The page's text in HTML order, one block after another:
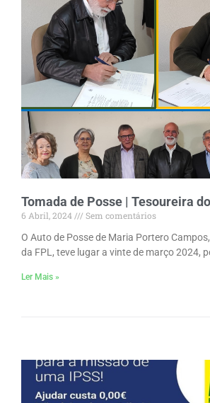
Tomada de Posse | Tesoureira
6 Abril, 2024
Sem comentários
O Auto de Posse de Maria Portero
da FPL, teve lugar a vinte de março 2024,
Ler Mais »